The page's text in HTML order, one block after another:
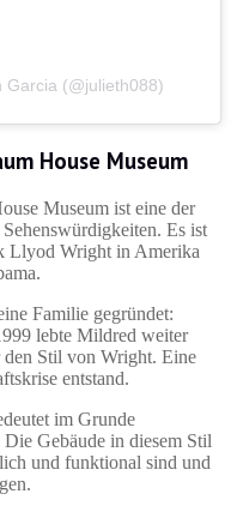
Garcia (@julieth088)
House Museum
Museum ist eine der
Es ist
Llyod Wright in Amerika
Familie gegründet:
lebte Mildred weiter
den Stil von Wright. Eine
entstand.
im Grunde
Gebäude in diesem Stil
und funktional sind und